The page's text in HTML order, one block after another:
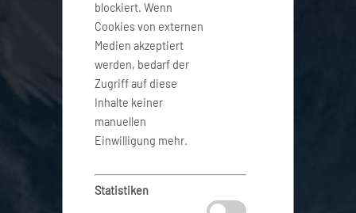
blockiert. Wenn
Cookies von externen
Medien akzeptiert
werden, bedarf der
Zugriff auf diese
Inhalte keiner
manuellen
Einwilligung mehr.
Statistiken